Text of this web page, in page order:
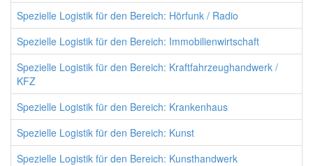
Spezielle Logistik für den Bereich: Hörfunk / Radio
Spezielle Logistik für den Bereich: Immobilienwirtschaft
Spezielle Logistik für den Bereich: Kraftfahrzeughandwerk /
KFZ
Spezielle Logistik für den Bereich: Krankenhaus
Spezielle Logistik für den Bereich: Kunst
Spezielle Logistik für den Bereich: Kunsthandwerk